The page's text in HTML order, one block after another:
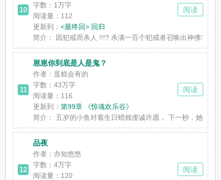
10
字数： 1万字
阅读量：112
更新到：<最终回> 回归
简介：
因犯戒而杀人 !!!? 杀满一百个犯戒者召唤出神佛?!!!?
阅读
11
崽崽你到底是人是鬼？
作者：蛋糕会有的
字数：43万字
阅读量：116
更新到：第99章 《惊魂欢乐谷》
简介：
五岁的小鱼对着生日蜡烛虔诚许愿， 下一秒，她就
阅读
12
品夜
作者：亦知悠悠
字数：4万字
阅读量：120
阅读